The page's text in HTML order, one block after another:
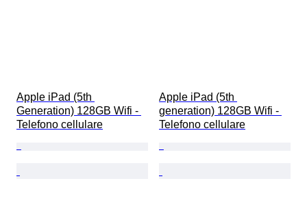
Apple iPad (5th
Generation) 128GB Wifi -
Telefono cellulare
Apple iPad (5th
generation) 128GB Wifi -
Telefono cellulare